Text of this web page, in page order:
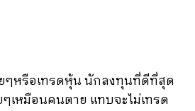
ๆหรือเทรดหุ้น นักลงทุนที่ดีที่สุด
เหมือนคนตาย แทบจะไม่เทรด